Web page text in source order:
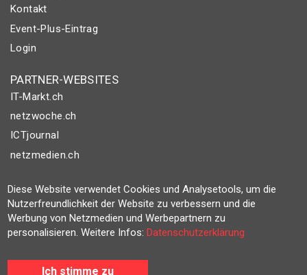
Kontakt
Event-Plus-Eintrag
Login
PARTNER-WEBSITES
IT-Markt.ch
netzwoche.ch
ICTjournal
netzmedien.ch
© NETZMEDIEN AG 2026
Impressum
AGB
Datenschutzerklärung
Diese Website verwendet Cookies und Analysetools, um die
Nutzerfreundlichkeit der Website zu verbessern und die
Werbung von Netzmedien und Werbepartnern zu
personalisieren. Weitere Infos:Datenschutzerklärung
Ich stimme zu